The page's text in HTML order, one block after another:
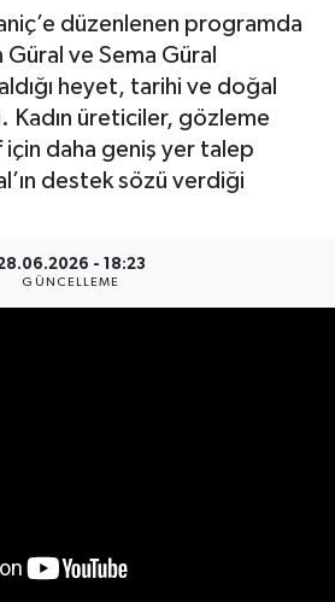
düzenlenen programda
ve Sema Güral
heyet, tarihi ve doğal
Kadın üreticiler, gözleme
için daha geniş yer talep
destek sözü verdiği
- 18:23
GÜNCELLEME